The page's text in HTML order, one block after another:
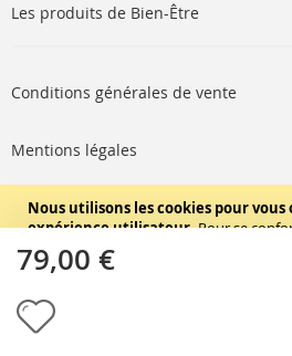
Nous utilisons les cookies pour
expérience utilisateur.Pour se
concernant la vie privée, nous devons
consentement pour sauvegarder des
Autoriser les cookies
Les produits de Bien-Être
Conditions générales de vente
Mentions légales
Politique de cookies
79,00 €